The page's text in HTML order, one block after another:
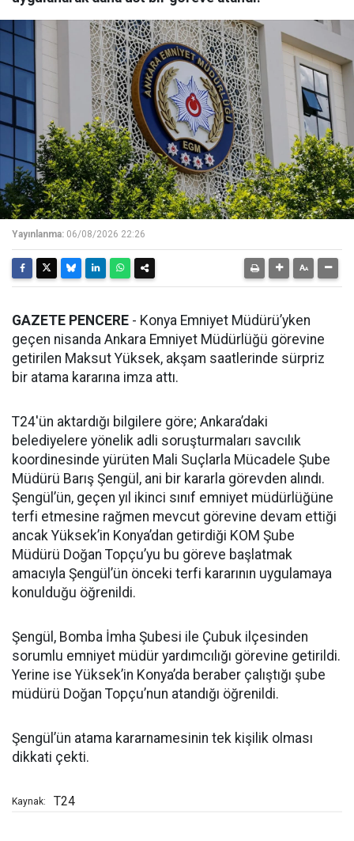
Yayınlanma: 06/08/2026 22:26
GAZETE PENCERE - Konya Emniyet Müdürü’yken
geçen nisanda Ankara Emniyet Müdürlüğü görevine
getirilen Maksut Yüksek, akşam saatlerinde sürpriz
bir atama kararına imza attı.
T24'ün aktardığı bilgilere göre; Ankara’daki
belediyelere yönelik adli soruşturmaları savcılık
koordinesinde yürüten Mali Suçlarla Mücadele Şube
Müdürü Barış Şengül, ani bir kararla görevden alındı.
Şengül’ün, geçen yıl ikinci sınıf emniyet müdürlüğüne
terfi etmesine rağmen mevcut görevine devam ettiği
ancak Yüksek’in Konya’dan getirdiği KOM Şube
Müdürü Doğan Topçu’yu bu göreve başlatmak
amacıyla Şengül’ün önceki terfi kararının uygulamaya
konulduğu öğrenildi.
Şengül, Bomba İmha Şubesi ile Çubuk ilçesinden
sorumlu emniyet müdür yardımcılığı görevine getirildi.
Yerine ise Yüksek’in Konya’da beraber çalıştığı şube
müdürü Doğan Topçu’nun atandığı öğrenildi.
Şengül’ün atama kararnamesinin tek kişilik olması
dikkati çekti.
Kaynak: T24